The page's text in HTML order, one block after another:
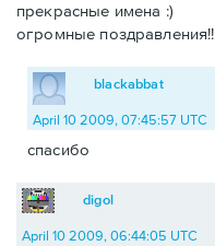
прекрасные имена :)
огромные поздравления!!
blackabbat
April 10 2009, 07:45:57 UTC
спасибо
digol
April 10 2009, 06:44:05 UTC